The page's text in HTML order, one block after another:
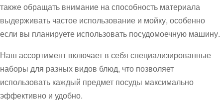
также обращать внимание на способность материала
выдерживать частое использование и мойку, особенно
если вы планируете использовать посудомоечную машину.
Наш ассортимент включает в себя специализированные
наборы для разных видов блюд, что позволяет
использовать каждый предмет посуды максимально
эффективно и удобно.